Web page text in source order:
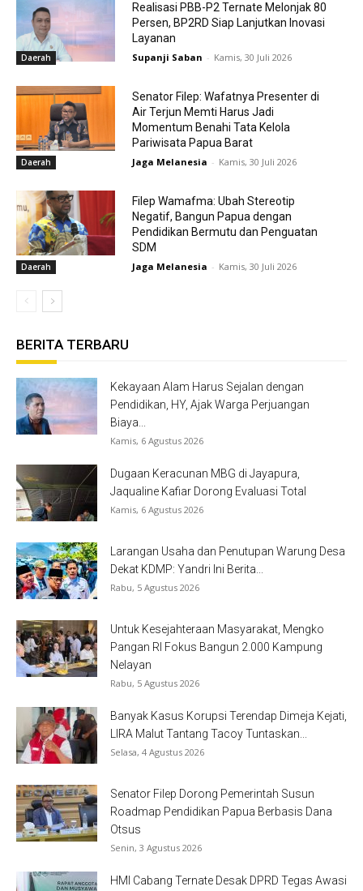
Daerah
Realisasi PBB-P2 Ternate Melonjak 80
Persen, BP2RD Siap Lanjutkan Inovasi
Layanan
Supanji Saban - Kamis, 30 Juli 2026
Daerah
Senator Filep: Wafatnya Presenter di
Air Terjun Memti Harus Jadi
Momentum Benahi Tata Kelola
Pariwisata Papua Barat
Jaga Melanesia - Kamis, 30 Juli 2026
Daerah
Filep Wamafma: Ubah Stereotip
Negatif, Bangun Papua dengan
Pendidikan Bermutu dan Penguatan
SDM
Jaga Melanesia - Kamis, 30 Juli 2026
BERITA TERBARU
Kekayaan Alam Harus Sejalan dengan
Pendidikan, HY, Ajak Warga Perjuangan
Biaya...
Kamis, 6 Agustus 2026
Dugaan Keracunan MBG di Jayapura,
Jaqualine Kafiar Dorong Evaluasi Total
Kamis, 6 Agustus 2026
Larangan Usaha dan Penutupan Warung Desa
Dekat KDMP: Yandri Ini Berita...
Rabu, 5 Agustus 2026
Untuk Kesejahteraan Masyarakat, Mengko
Pangan RI Fokus Bangun 2.000 Kampung
Nelayan
Rabu, 5 Agustus 2026
Banyak Kasus Korupsi Terendap Dimeja Kejati,
LIRA Malut Tantang Tacoy Tuntaskan...
Selasa, 4 Agustus 2026
Senator Filep Dorong Pemerintah Susun
Roadmap Pendidikan Papua Berbasis Dana
Otsus
Senin, 3 Agustus 2026
HMI Cabang Ternate Desak DPRD Tegas Awasi